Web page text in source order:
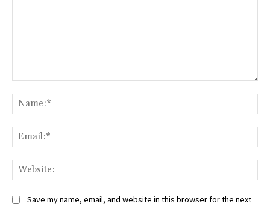
Save my name, email, and website in this browser for the next